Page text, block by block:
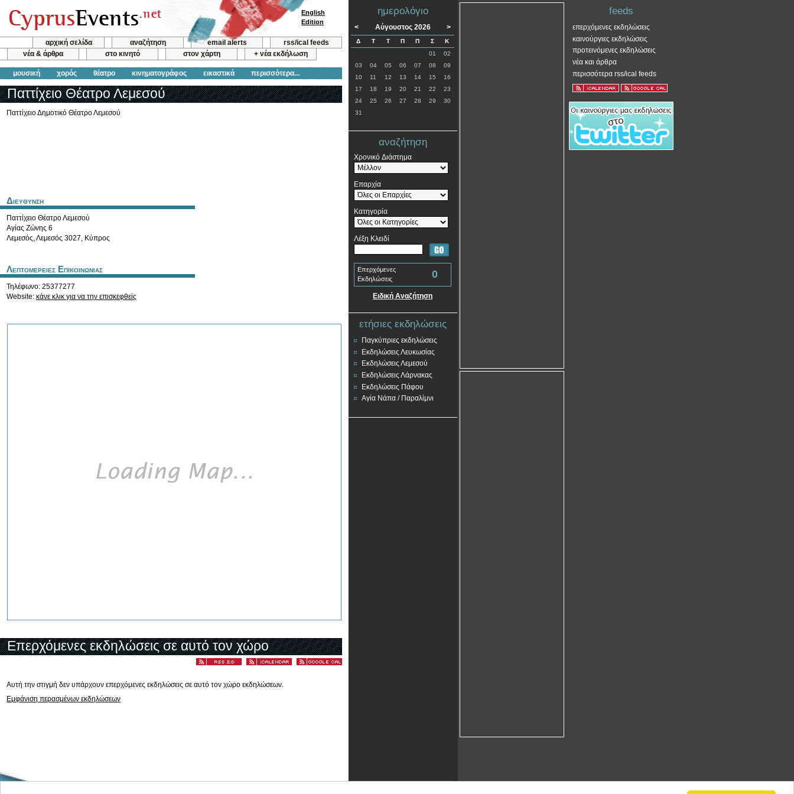
αρχική σελίδα αναζήτηση email alerts
rss/ical feeds
νέα & άρθρα
στο κινητό στον χάρτη + νέα εκδήλωση
μουσική χορός θέατρο κινηματογράφος εικαστικά περισσότερα...
English
Edition
Παττίχειο Θέατρο Λεμεσού
Παττίχειο Δημοτικό Θέατρο Λεμεσού
Διευθυνση
Παττίχειο Θέατρο Λεμεσού
Αγίας Ζώνης 6
Λεμεσός,Λεμεσός 3027, Κύπρος
Λεπτομερειες Επικοινωνιας
Τηλέφωνο: 25377277
Website: κάνε κλικ για να την επισκεφθείς
Επερχόμενες εκδηλώσεις σε αυτό τον χώρο
Αυτή την στιγμή δεν υπάρχουν επερχόμενες εκδηλώσεις σε αυτό τον χώρο εκδηλώσεων.
Εμφάνιση περασμένων εκδηλώσεων
ημερολόγιο
< Αύγουστος 2026 >
Δ Τ Τ Π Π Σ
Κ
01
02
03
04 05 06 07 08
09
10
11 12 13 14 15
16
17
18 19 20 21 22
23
24
25 26 27 28 29
30
31
αναζήτηση
Χρονικό Διάστημα
Επαρχία
Κατηγορία
Λέξη Κλειδί
Επερχόμενες
Εκδηλώσεις
0
Ειδική Αναζήτηση
ετήσιες εκδηλώσεις
Παγκύπριες εκδηλώσεις
Εκδηλώσεις Λευκωσίας
Εκδηλώσεις Λεμεσού
Εκδηλώσεις Λάρνακας
Εκδηλώσεις Πάφου
Αγία Νάπα / Παραλίμνι
feeds
επερχόμενες εκδηλώσεις
καινούργιες εκδηλώσεις
προτεινόμενες εκδηλώσεις
νέα και άρθρα
περισσότερα rss/ical feeds